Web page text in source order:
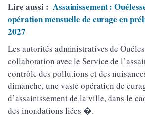
Lire aussi : Assainissement :
opération mensuelle de curage en
2027
Les autorités administratives de
collaboration avec le Service de
contrôle des pollutions et des
dimanche, une vaste opération de
d’assainissement de la ville, dans le
des inondations liées �.